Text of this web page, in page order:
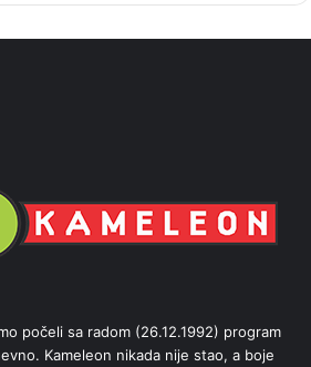
počeli sa radom (26.12.1992) program
Kameleon nikada nije stao, a boje